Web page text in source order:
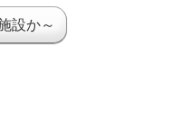
設か～